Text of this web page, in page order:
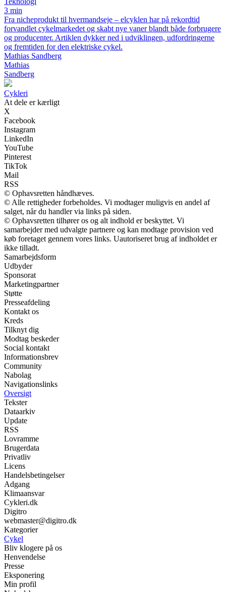
3 min
Fra nicheprodukt til hvermandseje – elcyklen har på rekordtid
forvandlet cykelmarkedet og skabt nye vaner blandt både forbrugere
og producenter. Artiklen dykker ned i udviklingen, udfordringerne
og fremtiden for den elektriske cykel.
Mathias Sandberg
Mathias
Sandberg
Cykleri
At dele er kærligt
X
Facebook
Instagram
LinkedIn
YouTube
Pinterest
TikTok
Mail
RSS
© Ophavsretten håndhæves.
© Alle rettigheder forbeholdes. Vi modtager muligvis en andel af
salget, når du handler via links på siden.
© Ophavsretten tilhører os og alt indhold er beskyttet. Vi
samarbejder med udvalgte partnere og kan modtage provision ved
køb foretaget gennem vores links. Uautoriseret brug af indholdet er
ikke tilladt.
Samarbejdsform
Udbyder
Sponsorat
Marketingpartner
Støtte
Presseafdeling
Kontakt os
Kreds
Tilknyt dig
Modtag beskeder
Social kontakt
Informationsbrev
Community
Nabolag
Navigationslinks
Oversigt
Tekster
Dataarkiv
Update
RSS
Lovramme
Brugerdata
Privatliv
Licens
Handelsbetingelser
Adgang
Klimaansvar
Cykleri.dk
Digitro
webmaster@digitro.dk
Kategorier
Cykel
Bliv klogere på os
Henvendelse
Presse
Eksponering
Min profil